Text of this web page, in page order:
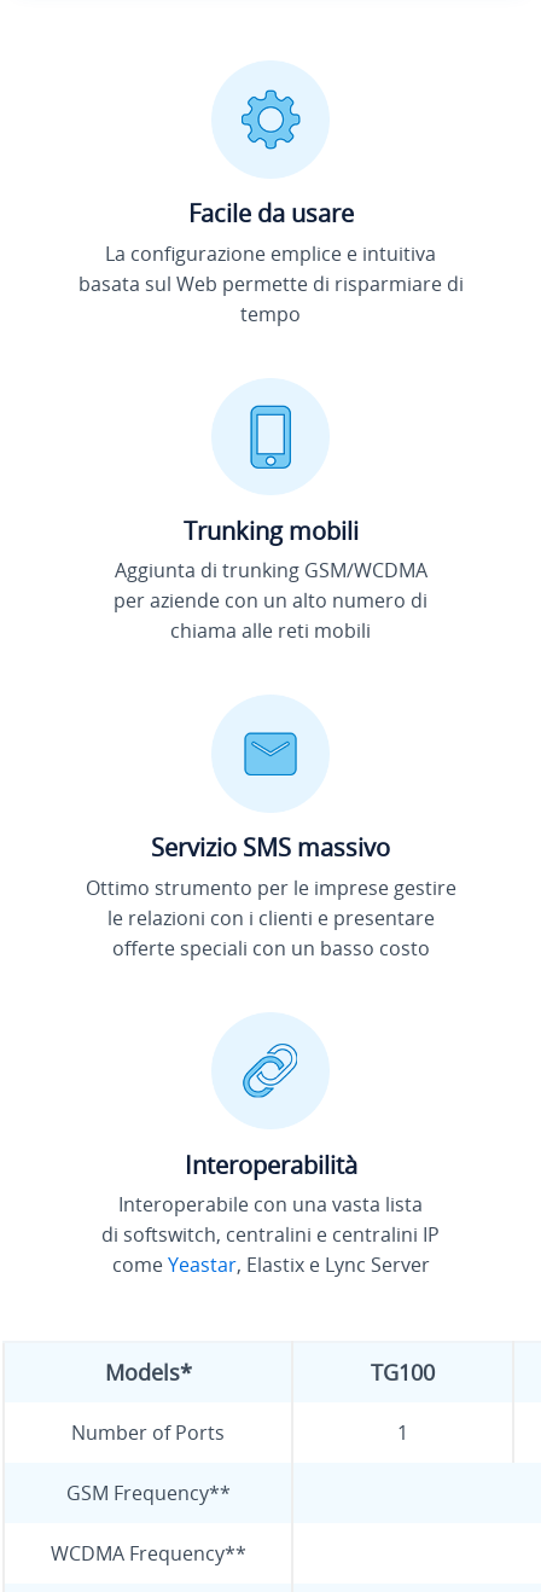
Facile da usare
La configurazione emplice e intuitiva
basata sul Web permette di risparmiare di
tempo
Trunking mobili
Aggiunta di trunking GSM/WCDMA
per aziende con un alto numero di
chiama alle reti mobili
Servizio SMS massivo
Ottimo strumento per le imprese gestire
le relazioni con i clienti e presentare
offerte speciali con un basso costo
Interoperabilità
Interoperabile con una vasta lista
di softswitch, centralini e centralini IP
comeYeastar, Elastix e Lync Server
Models* TG100
Number of Ports 1
GSM Frequency**
WCDMA Frequency**